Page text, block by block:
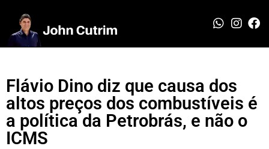
Flávio Dino diz que causa dos
altos preços dos combustíveis é
a política da Petrobrás, e não o
ICMS